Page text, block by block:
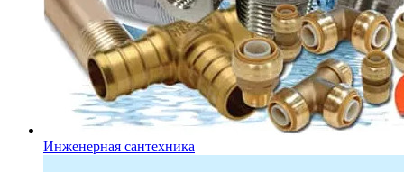
Инженерная сантехника